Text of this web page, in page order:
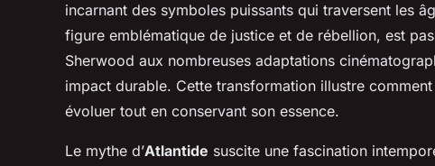
incarnant des symboles puissants qui traversent les
figure emblématique de justice et de rébellion, est
Sherwood aux nombreuses adaptations
impact durable. Cette transformation illustre
évoluer tout en conservant son essence.
Le mythe d’Atlantide suscite une fascination